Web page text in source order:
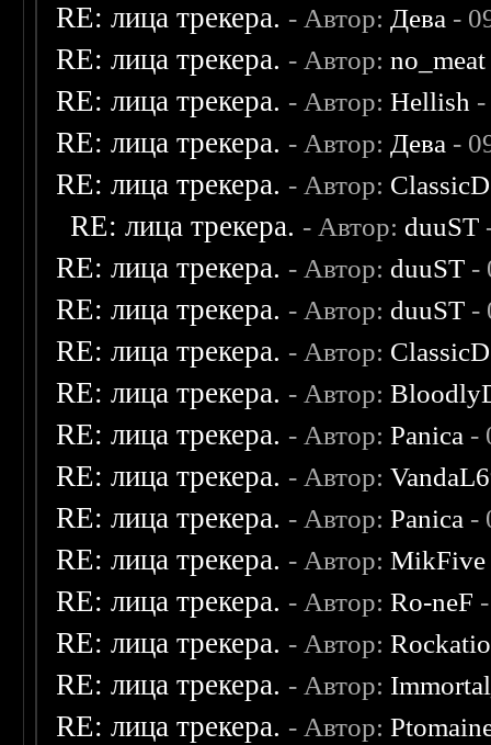
RE: лица трекера. - Автор: Дева -
RE: лица трекера. - Автор:no_meat
RE: лица трекера. - Автор:Hellish
RE: лица трекера. - Автор: Дева -
RE: лица трекера. - Автор:
RE: лица трекера. - Автор: duuST
RE: лица трекера. - Автор: duuST -
RE: лица трекера. - Автор: duuST -
RE: лица трекера. - Автор:
RE: лица трекера. - Автор:
RE: лица трекера. - Автор:Panica -
RE: лица трекера. - Автор:
RE: лица трекера. - Автор:Panica -
RE: лица трекера. - Автор:MikFive
RE: лица трекера. - Автор:Ro-neF
RE: лица трекера. - Автор:
RE: лица трекера. - Автор:
RE: лица трекера. - Автор: